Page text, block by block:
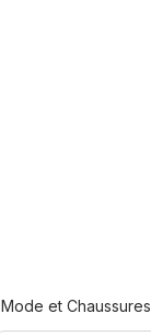
Mode et Chaussures